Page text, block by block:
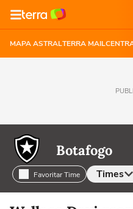
MAPA ASTRALTERRA MAIL
Botafogo
Favoritar Time Times